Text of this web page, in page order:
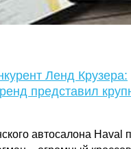
Ленд Крузера:
представил
автосалона Haval